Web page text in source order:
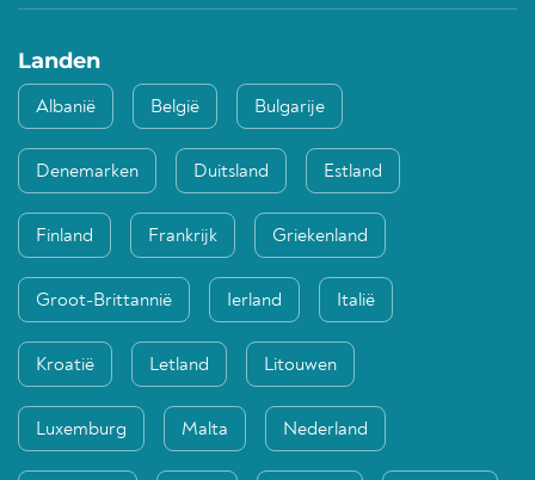
Landen
Albanië België Bulgarije
Denemarken Duitsland Estland
Finland Frankrijk Griekenland
Groot-Brittannië Ierland Italië
Kroatië Letland Litouwen
Luxemburg Malta Nederland